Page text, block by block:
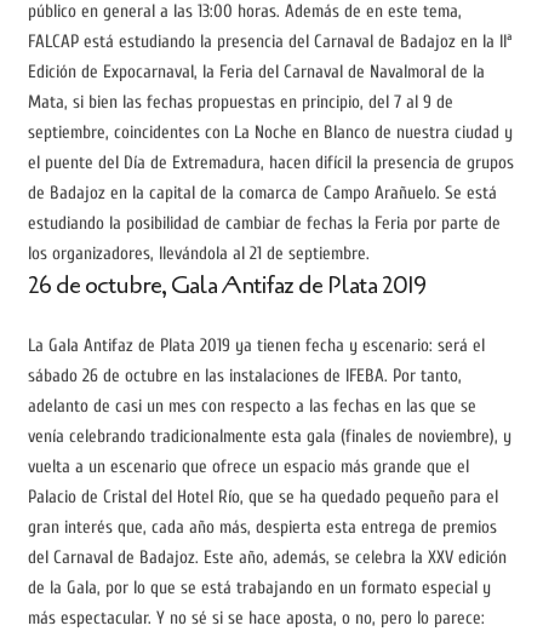
público en general a las 13:00 horas. Además de en este tema,
FALCAP está estudiando la presencia del Carnaval de Badajoz en la IIª
Edición de Expocarnaval, la Feria del Carnaval de Navalmoral de la
Mata, si bien las fechas propuestas en principio, del 7 al 9 de
septiembre, coincidentes con La Noche en Blanco de nuestra ciudad y
el puente del Día de Extremadura, hacen difícil la presencia de grupos
de Badajoz en la capital de la comarca de Campo Arañuelo. Se está
estudiando la posibilidad de cambiar de fechas la Feria por parte de
los organizadores, llevándola al 21 de septiembre.
26 de octubre, Gala Antifaz de Plata 2019
La Gala Antifaz de Plata 2019 ya tienen fecha y escenario: será el
sábado 26 de octubre en las instalaciones de IFEBA. Por tanto,
adelanto de casi un mes con respecto a las fechas en las que se
venía celebrando tradicionalmente esta gala (finales de noviembre), y
vuelta a un escenario que ofrece un espacio más grande que el
Palacio de Cristal del Hotel Río, que se ha quedado pequeño para el
gran interés que, cada año más, despierta esta entrega de premios
del Carnaval de Badajoz. Este año, además, se celebra la XXV edición
de la Gala, por lo que se está trabajando en un formato especial y
más espectacular. Y no sé si se hace aposta, o no, pero lo parece: